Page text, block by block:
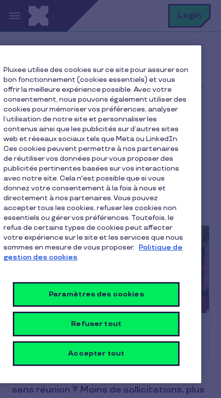
Aller au contenu principal Login
HR: Our advice
Quels sont les avantages d’une journée sans réunion ?
Quels sont les avantages
d’une journée sans
réunion ?
Les experts avantages salariés Pluxee
4 min de lecture 3.10.2025
Sommaire
sans réunion ? Moins de sollicitations, plus
Pluxee utilise des cookies sur ce site pour assurer son
bon fonctionnement (cookies essentiels) et vous
offrir la meilleure expérience possible. Avec votre
consentement, nous pouvons également utiliser des
cookies pour mémoriser vos préférences, analyser
l’utilisation de notre site et personnaliser les
contenus ainsi que les publicités sur d’autres sites
web et réseaux sociaux tels que Meta ou LinkedIn.
Ces cookies peuvent permettre à nos partenaires
de réutiliser vos données pour vous proposer des
publicités pertinentes basées sur vos interactions
avec notre site. Cela n'est possible que si vous
donnez votre consentement à la fois à nous et
directement à nos partenaires. Vous pouvez
accepter tous les cookies, refuser les cookies non
essentiels ou gérer vos préférences. Toutefois, le
refus de certains types de cookies peut affecter
votre expérience sur le site et les services que nous
sommes en mesure de vous proposer. Politique de
gestion des cookies
Paramètres des cookies
Refuser tout
Accepter tout